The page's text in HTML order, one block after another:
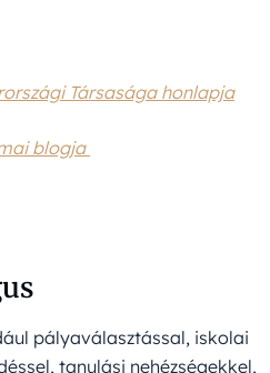
Társasága honlapja
blogja
pályaválasztással, iskolai
tanulási nehézségekkel,